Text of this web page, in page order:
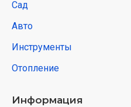
Сад
Авто
Инструменты
Отопление
Информация